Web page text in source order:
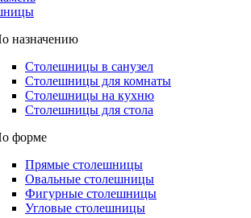
назначению
Столешницы в санузел
Столешницы для комнаты
Столешницы на кухню
Столешницы для стола
форме
Прямые столешницы
Овальные столешницы
Фигурные столешницы
Угловые столешницы